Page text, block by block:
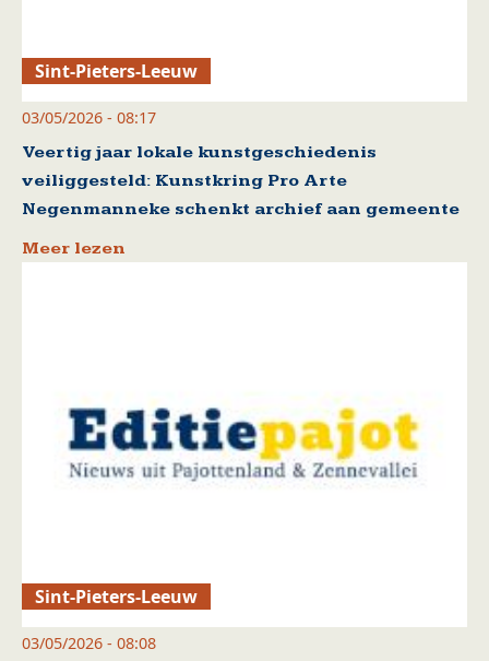
Sint-Pieters-Leeuw
03/05/2026 - 08:17
Veertig jaar lokale kunstgeschiedenis
veiliggesteld: Kunstkring Pro Arte
Negenmanneke schenkt archief aan gemeente
Meer lezen
Sint-Pieters-Leeuw
03/05/2026 - 08:08